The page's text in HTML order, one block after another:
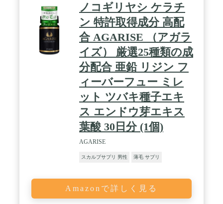
ノコギリヤシ ケラチ
ン 特許取得成分 高配
合 AGARISE （アガラ
イズ） 厳選25種類の成
分配合 亜鉛 リジン フ
ィーバーフュー ミレ
ット ツバキ種子エキ
ス エンドウ芽エキス
葉酸 30日分 (1個)
AGARISE
スカルプサプリ 男性 薄毛 サプリ
Amazonで詳しく見る